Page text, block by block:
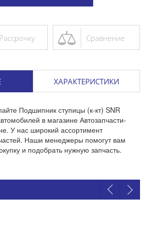
Сравнение
ХАРАКТЕРИСТИКИ
Подшипник ступицы (к-кт) SNR
в магазине Автозапчасти-
У нас широкий ассортимент
Наши менеджеры помогут вам
и подобрать нужную запчасть.